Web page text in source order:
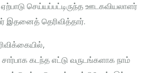
செய்யப்பட்டிருந்த ஊடகவியலாளர்
இதனைத் தெரிவித்தார்.
கடந்த எட்டு வருடங்களாக நாம்